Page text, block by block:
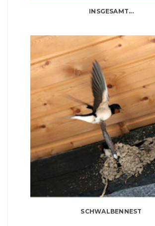
INSGESAMT...
SCHWALBENNEST